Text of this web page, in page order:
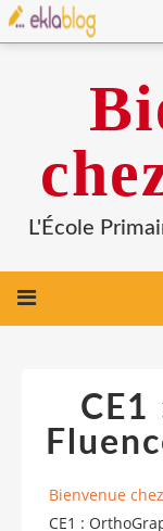
L'École
CE1
Bienvenue
CE1 :